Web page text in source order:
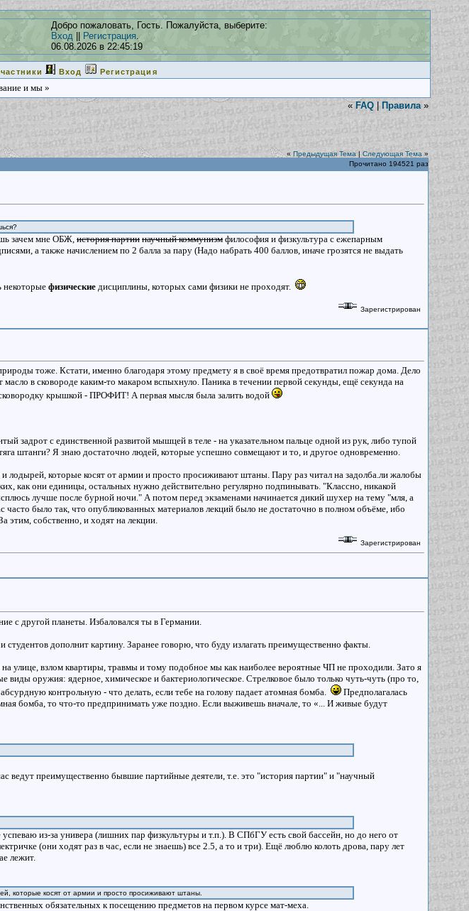
Добро пожаловать, Гость. Пожалуйста, выберите:
Вход
Регистрация.
06.08.2026 в 22:45:19
Вход Регистрация
и мы »
« FAQ | Правила »
« Предыдущая Тема | Следующая Тема »
Прочитано 194521 раз
зачем мне ОБЖ,история партии научный коммунизм философия и физкультура с ежепарным
а также начислением по 2 балла за пару (Надо набрать 400 баллов, иначе грозятся не выдать
некоторые физические дисциплины, которых сами физики не проходят.
Зарегистрирован
тоже. Кстати, именно благодаря этому предмету я в своё время предотвратил пожар дома. Дело
в сковороде каким-то макаром вспыхнуло. Паника в течении первой секунды, ещё секунда на
крышкой - ПРОФИТ! А первая мысля была залить водой
задрот с единственной развитой мышцей в теле - на указательном пальце одной из рук, либо тупой
штанги? Я знаю достаточно людей, которые успешно совмещают и то, и другое одновременно.
лодырей, которые косят от армии и просто просиживают штаны. Пару раз читал на задолба.ли жалобы
как они единицы, остальных нужно действительно регулярно подпинывать. "Классно, никакой
лучше после бурной ночи." А потом перед экзаменами начинается дикий шухер на тему "мля, а
было так, что опубликованных материалов лекций было не достаточно в полном объёме, ибо
этим, собственно, и ходят на лекции.
Зарегистрирован
с другой планеты. Избаловался ты в Германии.
дополнит картину. Заранее говорю, что буду излагать преимущественно факты.
улице, взлом квартиры, травмы и тому подобное мы как наиболее вероятные ЧП не проходили. Зато я
виды оружия: ядерное, химическое и бактериологическое. Стрелковое было только чуть-чуть (про то,
контрольную - что делать, если тебе на голову падает атомная бомба.
Предполагалась
бомба, то что-то предпринимать уже поздно. Если выживешь вначале, то «... И живые будут
ведут преимущественно бывшие партийные деятели, т.е. это "история партии" и "научный
из-за универа (лишних пар физкультуры и т.п.). В СПбГУ есть свой бассейн, но до него от
(они ходят раз в час, если не знаешь) все 2.5, а то и три). Ещё люблю колоть дрова, пару лет
лежит.
которые косят от армии и просто просиживают штаны.
обязательных к посещению предметов на первом курсе мат-меха.